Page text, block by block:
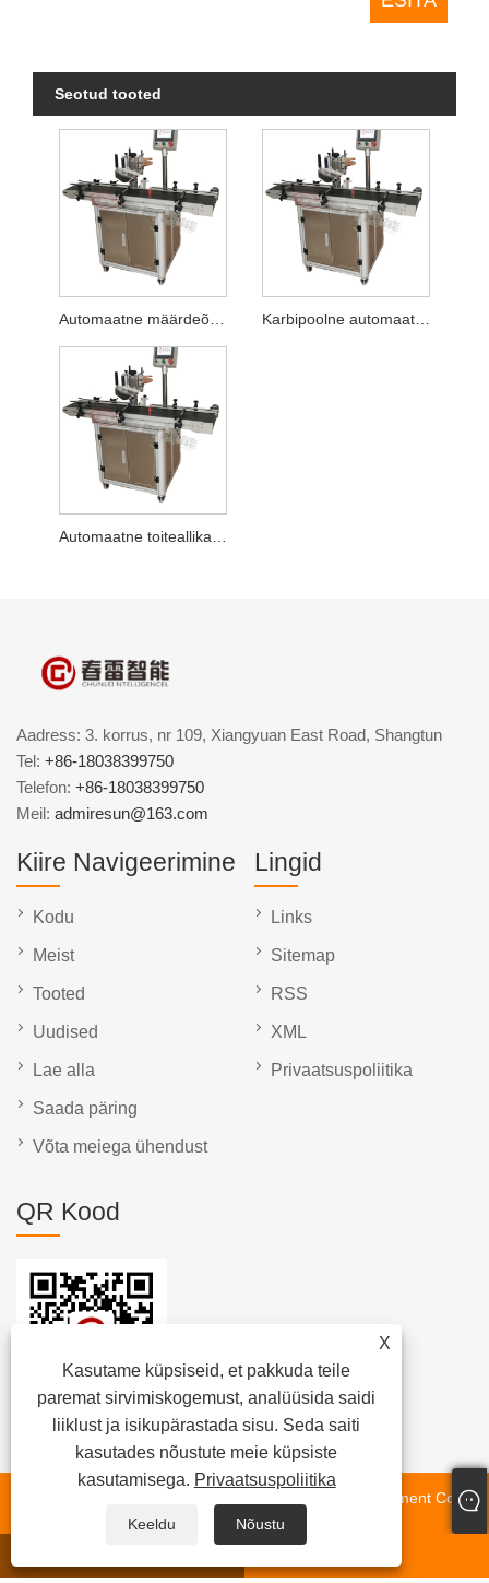
Seotud tooted
Automaatne määrdeõli tünni külje märgistamise masin
X
Kasutame küpsiseid, et pakkuda teile
paremat sirvimiskogemust, analüüsida saidi
liiklust ja isikupärastada sisu. Seda saiti
kasutades nõustute meie küpsiste
kasutamisega. Privaatsuspoliitika
Keeldu Nõustu
Aadress: 3. korrus, nr 109, Xiangyuan East Road, Shangtun
Tel: +86-18038399750
Telefon: +86-18038399750
Meil: admiresun@163.com
Kiire Navigeerimine
Kodu
Meist
Tooted
Uudised
Lae alla
Saada päring
Võta meiega ühendust
Lingid
Links
Sitemap
RSS
XML
Privaatsuspoliitika
QR Kood
Autoriõigus © 2023 Dongguan Chunlei Intelligent Equipment Co.,
Ltd. – lindimasin, automaatne märgistusmasin, rullkile